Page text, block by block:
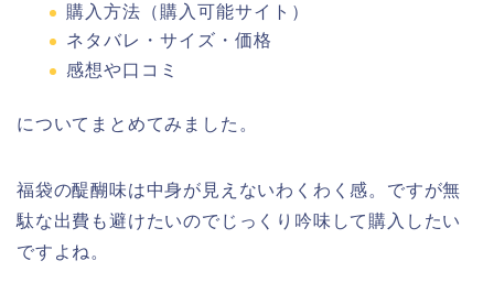
購入方法（購入可能サイト）
ネタバレ・サイズ・価格
感想や口コミ
についてまとめてみました。
福袋の醍醐味は中身が見えないわくわく感。ですが無
駄な出費も避けたいのでじっくり吟味して購入したい
ですよね。